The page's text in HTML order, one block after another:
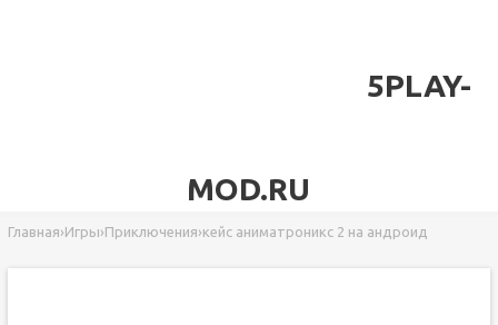
5PLAY-
MOD.RU
Главная›Игры›Приключения›кейс аниматроникс 2 на андроид